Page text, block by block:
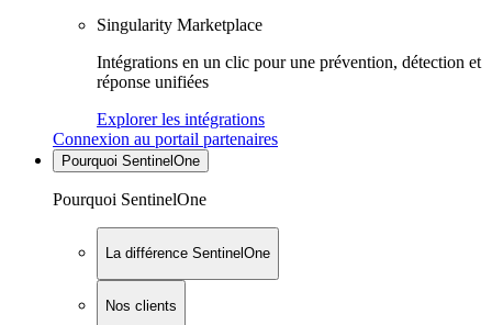
Singularity Marketplace
Intégrations en un clic pour une prévention, détection et
réponse unifiées
Explorer les intégrations
Connexion au portail partenaires
Pourquoi SentinelOne
Pourquoi SentinelOne
La différence SentinelOne
Nos clients